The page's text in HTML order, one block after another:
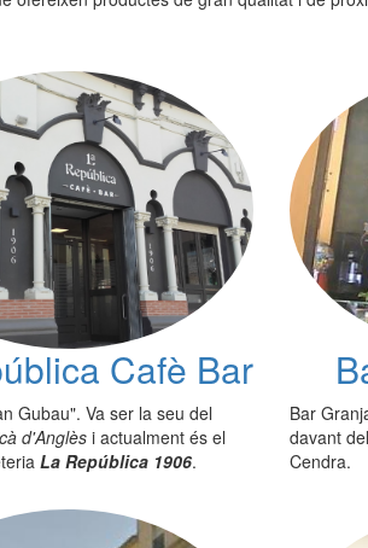
Cafè Bar
Gubau". Va ser la seu del
d'Anglès i actualment és el
La República 1906.
Bar
davant
Cendra.